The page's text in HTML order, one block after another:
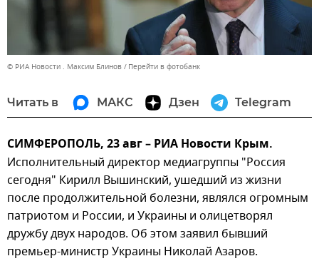
© РИА Новости . Максим Блинов Перейти в фотобанк
Читать в МАКС Дзен Telegram
СИМФЕРОПОЛЬ, 23 авг – РИА Новости Крым.
Исполнительный директор медиагруппы "Россия
сегодня" Кирилл Вышинский, ушедший из жизни
после продолжительной болезни, являлся огромным
патриотом и России, и Украины и олицетворял
дружбу двух народов. Об этом заявил бывший
премьер-министр Украины Николай Азаров.